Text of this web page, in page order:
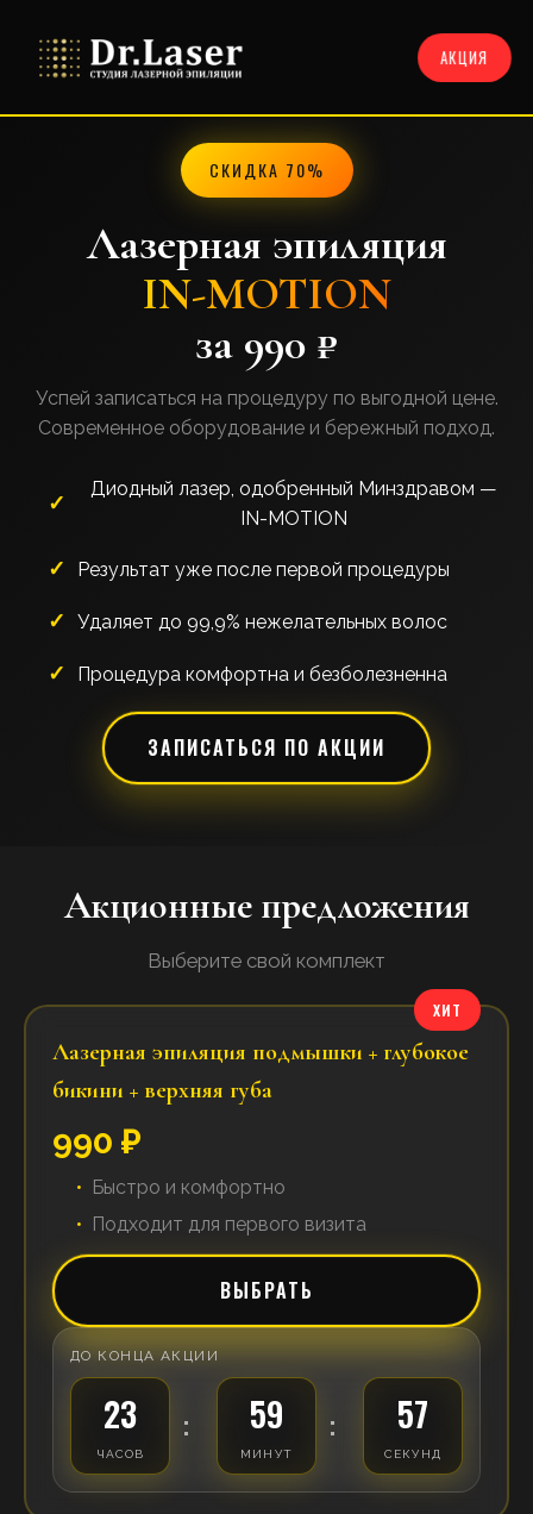
АКЦИЯ
СКИДКА 70%
Лазерная эпиляция
IN-MOTION
за 990 ₽
Успей записаться на процедуру по выгодной цене.
Современное оборудование и бережный подход.
Диодный лазер, одобренный Минздравом —
IN-MOTION
Результат уже после первой процедуры
Удаляет до 99,9% нежелательных волос
Процедура комфортна и безболезненна
ЗАПИСАТЬСЯ ПО АКЦИИ
Акционные предложения
Выберите свой комплект
ХИТ
Лазерная эпиляция подмышки + глубокое
бикини + верхняя губа
990 ₽
Быстро и комфортно
Подходит для первого визита
ВЫБРАТЬ
ДО КОНЦА АКЦИИ
23
ЧАСОВ
: 59
МИНУТ
: 57
СЕКУНД